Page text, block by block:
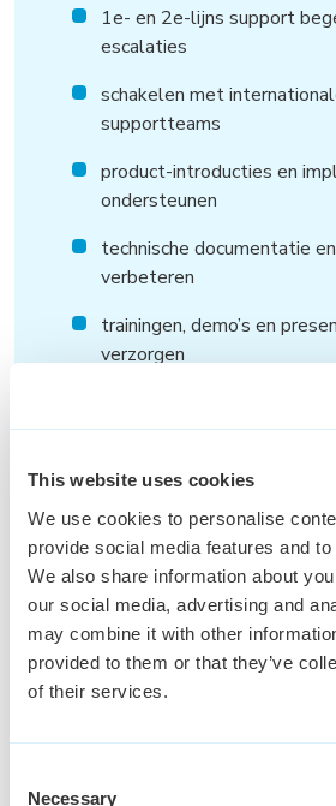
This website uses cookies
We use cookies to personalise
provide social media features and
We also share information about
our social media, advertising and
may combine it with other
provided to them or that they’ve
of their services.
Necessary
1e- en 2e-lijns support
escalaties
schakelen met
supportteams
product-introducties en
ondersteunen
technische documentatie
verbeteren
trainingen, demo’s en
verzorgen
verbeterkansen signaleren
support en processen
Wat wij
Je krijgt veel vrijheid en